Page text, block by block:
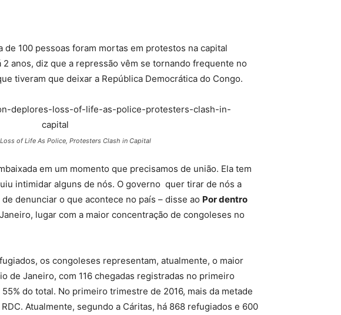
de 100 pessoas foram mortas em protestos na capital
2 anos, diz que a repressão vêm se tornando frequente no
tiveram que deixar a República Democrática do Congo.
of Life As Police, Protesters Clash in Capital
em um momento que precisamos de união. Ela tem
intimidar alguns de nós. O governo quer tirar de nós a
denunciar o que acontece no país – disse ao Por dentro
lugar com a maior concentração de congoleses no
os congoleses representam, atualmente, o maior
de Janeiro, com 116 chegadas registradas no primeiro
do total. No primeiro trimestre de 2016, mais da metade
Atualmente, segundo a Cáritas, há 868 refugiados e 600